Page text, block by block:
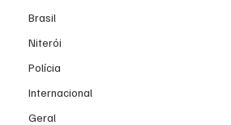
Brasil
Niterói
Polícia
Internacional
Geral